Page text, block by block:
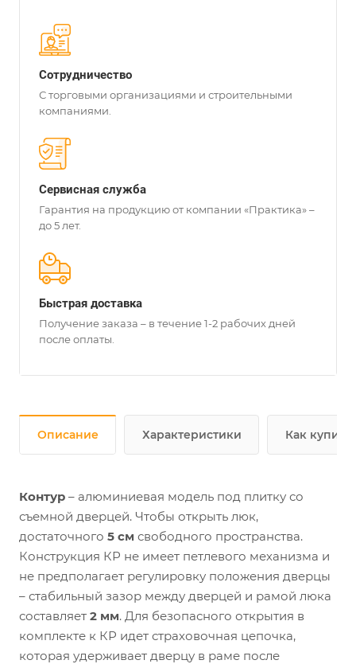
Сотрудничество
С торговыми организациями и строительными
компаниями.
Сервисная служба
Гарантия на продукцию от компании «Практика» –
до 5 лет.
Быстрая доставка
Получение заказа – в течение 1-2 рабочих дней
после оплаты.
Описание Характеристики Как купить
Контур – алюминиевая модель под плитку со
съемной дверцей. Чтобы открыть люк,
достаточного 5 см свободного пространства.
Конструкция КР не имеет петлевого механизма и
не предполагает регулировку положения дверцы
– стабильный зазор между дверцей и рамой люка
составляет 2 мм. Для безопасного открытия в
комплекте к КР идет страховочная цепочка,
которая удерживает дверцу в раме после